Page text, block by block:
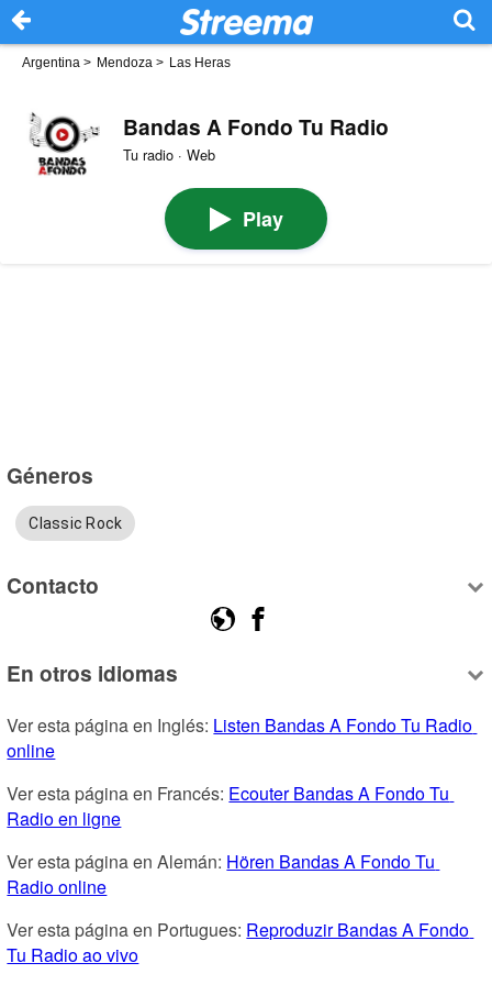
Argentina > Mendoza > Las Heras
Bandas A Fondo Tu Radio
Tu radio · Web
Play
Géneros
Classic Rock
Contacto
En otros idiomas
Ver esta página en Inglés: Listen Bandas A Fondo Tu Radio
online
Ver esta página en Francés: Ecouter Bandas A Fondo Tu
Radio en ligne
Ver esta página en Alemán: Hören Bandas A Fondo Tu
Radio online
Ver esta página en Portugues: Reproduzir Bandas A Fondo
Tu Radio ao vivo